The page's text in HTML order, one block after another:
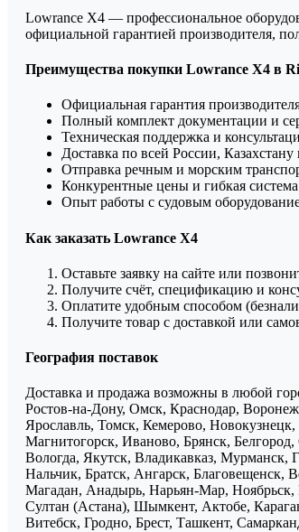
Lowrance X4 — профессиональное
официальной гарантией производителя,
Преимущества покупки Lowrance X4 в
Официальная гарантия
Полный комплект документации и
Техническая поддержка и
Доставка по всей России,
Отправка речным и морским
Конкурентные цены и гибкая
Опыт работы с судовым
Как заказать Lowrance X4
Оставьте заявку на сайте или
Получите счёт, спецификацию и
Оплатите удобным способом
Получите товар с доставкой или
География поставок
Доставка и продажа возможны в любой
Ростов-на-Дону, Омск, Краснодар,
Ярославль, Томск, Кемерово,
Магнитогорск, Иваново, Брянск,
Вологда, Якутск, Владикавказ,
Нальчик, Братск, Ангарск,
Магадан, Анадырь, Нарьян-Мар,
Султан (Астана), Шымкент, Актобе,
Витебск, Гродно, Брест, Ташкент,